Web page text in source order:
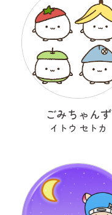
ごみちゃんず
イトウ セトカ